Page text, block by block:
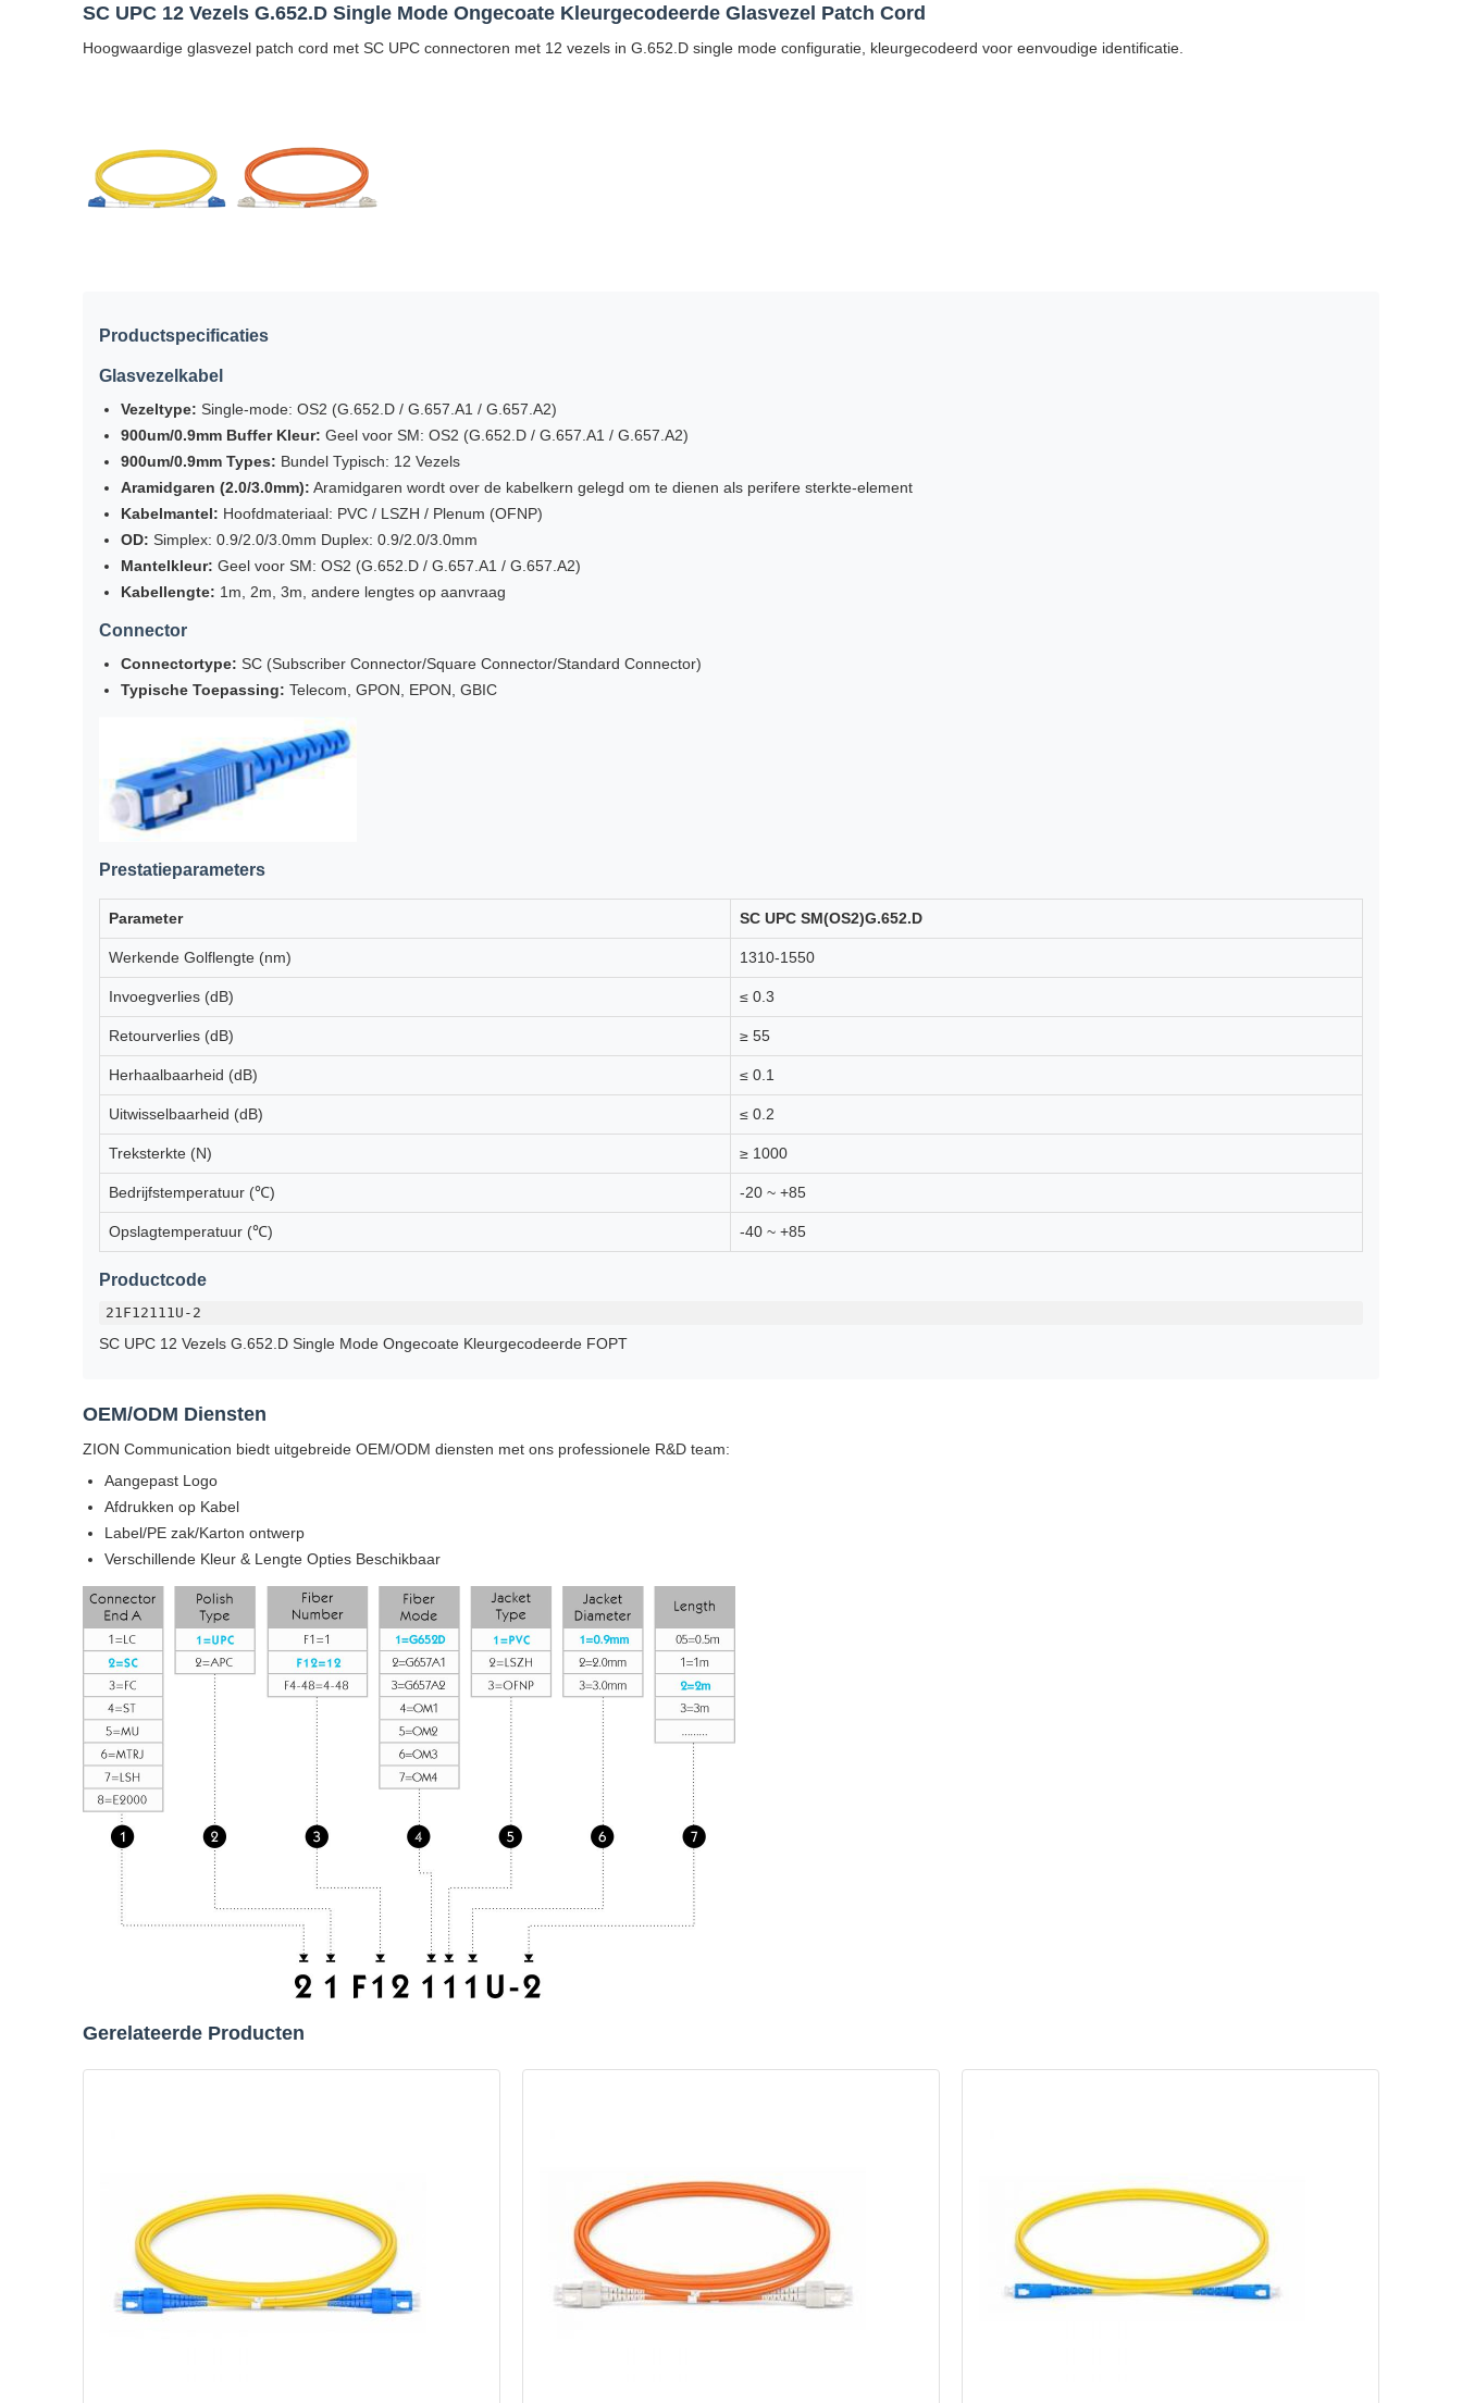
SC UPC 12 Vezels G.652.D Single Mode Ongecoate Kleurgecodeerde Glasvezel Patch Cord
Hoogwaardige glasvezel patch cord met SC UPC connectoren met 12 vezels in G.652.D single mode configuratie, kleurgecodeerd voor eenvoudige identificatie.
Productspecificaties
Glasvezelkabel
Vezeltype: Single-mode: OS2 (G.652.D / G.657.A1 / G.657.A2)
900um/0.9mm Buffer Kleur: Geel voor SM: OS2 (G.652.D / G.657.A1 / G.657.A2)
900um/0.9mm Types: Bundel Typisch: 12 Vezels
Aramidgaren (2.0/3.0mm): Aramidgaren wordt over de kabelkern gelegd om te dienen als perifere sterkte-element
Kabelmantel: Hoofdmateriaal: PVC / LSZH / Plenum (OFNP)
OD: Simplex: 0.9/2.0/3.0mm Duplex: 0.9/2.0/3.0mm
Mantelkleur: Geel voor SM: OS2 (G.652.D / G.657.A1 / G.657.A2)
Kabellengte: 1m, 2m, 3m, andere lengtes op aanvraag
Connector
Connectortype: SC (Subscriber Connector/Square Connector/Standard Connector)
Typische Toepassing: Telecom, GPON, EPON, GBIC
Prestatieparameters
Parameter SC UPC SM(OS2)G.652.D
Werkende Golflengte (nm) 1310-1550
Invoegverlies (dB) ≤ 0.3
Retourverlies (dB) ≥ 55
Herhaalbaarheid (dB) ≤ 0.1
Uitwisselbaarheid (dB) ≤ 0.2
Treksterkte (N) ≥ 1000
Bedrijfstemperatuur (℃) -20 ~ +85
Opslagtemperatuur (℃) -40 ~ +85
Productcode
21F12111U-2
SC UPC 12 Vezels G.652.D Single Mode Ongecoate Kleurgecodeerde FOPT
OEM/ODM Diensten
ZION Communication biedt uitgebreide OEM/ODM diensten met ons professionele R&D team:
Aangepast Logo
Afdrukken op Kabel
Label/PE zak/Karton ontwerp
Verschillende Kleur & Lengte Opties Beschikbaar
Gerelateerde Producten